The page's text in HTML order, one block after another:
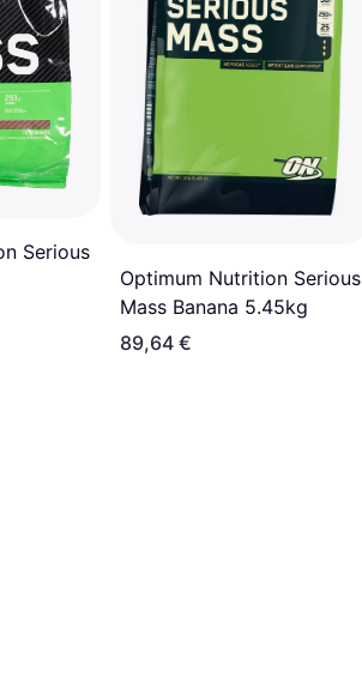
Serious
Optimum Nutrition Serious
Mass Banana 5.45kg
89,64 €